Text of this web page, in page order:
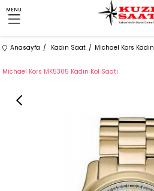
MENU
Anasayfa Kadın Saat Michael Kors Kadın
Michael Kors MK5305 Kadın Kol Saati